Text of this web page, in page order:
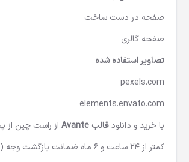
صفحه در دست ساخت
صفحه گالری
تصاویر استفاده شده
pexels.com
elements.envato.com
با خرید و دانلودقالب Avante
از راست چین از
کمتر از 24 ساعت و 6 ماه ضمانت